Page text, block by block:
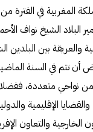
البلاد الشيخ نواف
والعريقة بين البلدين
أن تتم في السنة
من نواحي متعددة،
الإقليمية
والتعاون